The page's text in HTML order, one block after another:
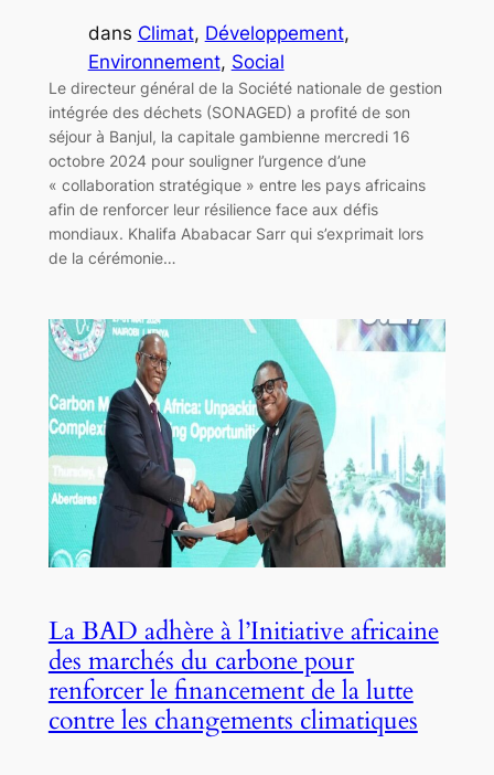
dans Climat, Développement
Environnement, Social
Le directeur général de la Société nationale de gestion
intégrée des déchets (SONAGED) a profité de son
séjour à Banjul, la capitale gambienne mercredi 16
octobre 2024 pour souligner l’urgence d’une
« collaboration stratégique » entre les pays africains
afin de renforcer leur résilience face aux défis
mondiaux. Khalifa Ababacar Sarr qui s’exprimait lors
de la cérémonie…
La BAD adhère à l’Initiative africaine
des marchés du carbone pour
renforcer le financement de la lutte
contre les changements climatiques